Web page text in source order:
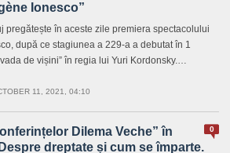
Ionesco”
pregătește în aceste zile premiera spectacolului
după ce stagiunea a 229-a a debutat în 1
de vișini” în regia lui Yuri Kordonsky.…
11, 2021, 04:10
0
Dilema Veche” în
dreptate și cum se împarte.